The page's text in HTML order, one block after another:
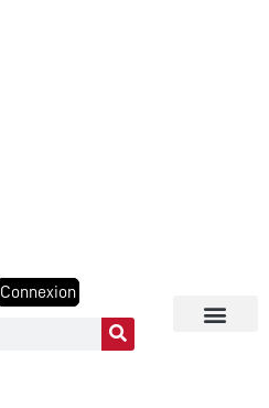
Connexion